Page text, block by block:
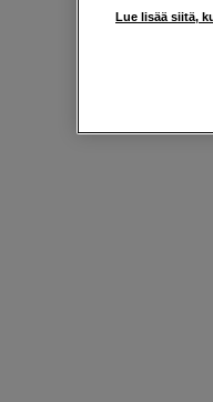
Lue lisää siitä,